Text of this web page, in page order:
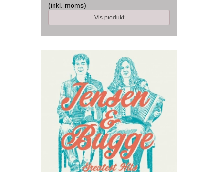
(inkl. moms)
Vis produkt